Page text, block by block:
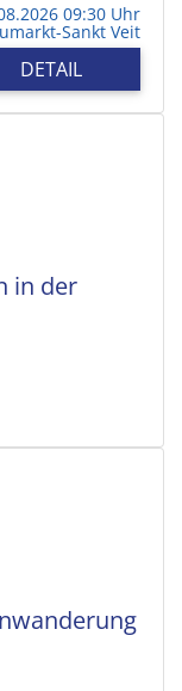
09:30 Uhr
Sankt Veit
DETAIL
in der